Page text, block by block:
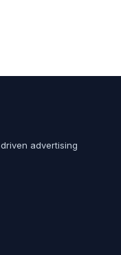
advertising